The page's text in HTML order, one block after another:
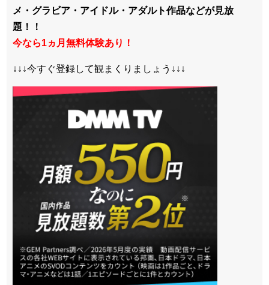
メ・グラビア・アイドル・アダルト作品などが見放
題！！
今なら1ヵ月無料体験あり！
↓↓↓今すぐ登録して観まくりましょう↓↓↓